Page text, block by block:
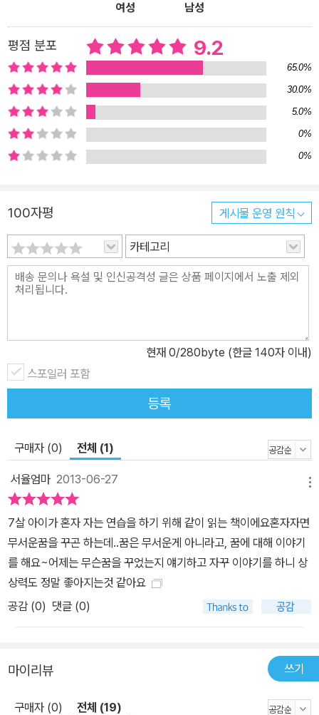
요. 꿈에서 우리는, 보통 때 같으면 하지 못하던 일을 할 수가 있어요.
물속에서 숨을 쉴 수도 있고, 하늘을 날아다닐 수도 있어요. 판다랑,
악어랑, 물고기랑, 얼룩말이랑, 코끼리랑 갖가지 동물들과 이야기를
할 수도 있고요. 꿈을 꿀 수 있어서 밤에 잠자는 게 아주 신나요. 꿈속
에서 갖가지 모습과 이야기를 만날 수 있기 때문이지요. - 본문 중에
서
여성
남성
평점 분포 9.2
65.0%
30.0%
5.0%
0%
0%
100자평 게시물 운영 원칙
카테고리
현재 0/280byte (한글 140자 이내)
스포일러 포함
등록
구매자 (0) 전체 (1)
서율엄마 2013-06-27
7살 아이가 혼자 자는 연습을 하기 위해 같이 읽는 책이에요혼자자면
무서운꿈을 꾸곤 하는데..꿈은 무서운게 아니라고, 꿈에 대해 이야기
를 해요~어제는 무슨꿈을 꾸었는지 얘기하고 자꾸 이야기를 하니 상
상력도 정말 좋아지는것 같아요
공감 (0) 댓글 (0)
마이리뷰 쓰기
구매자 (0) 전체 (19)